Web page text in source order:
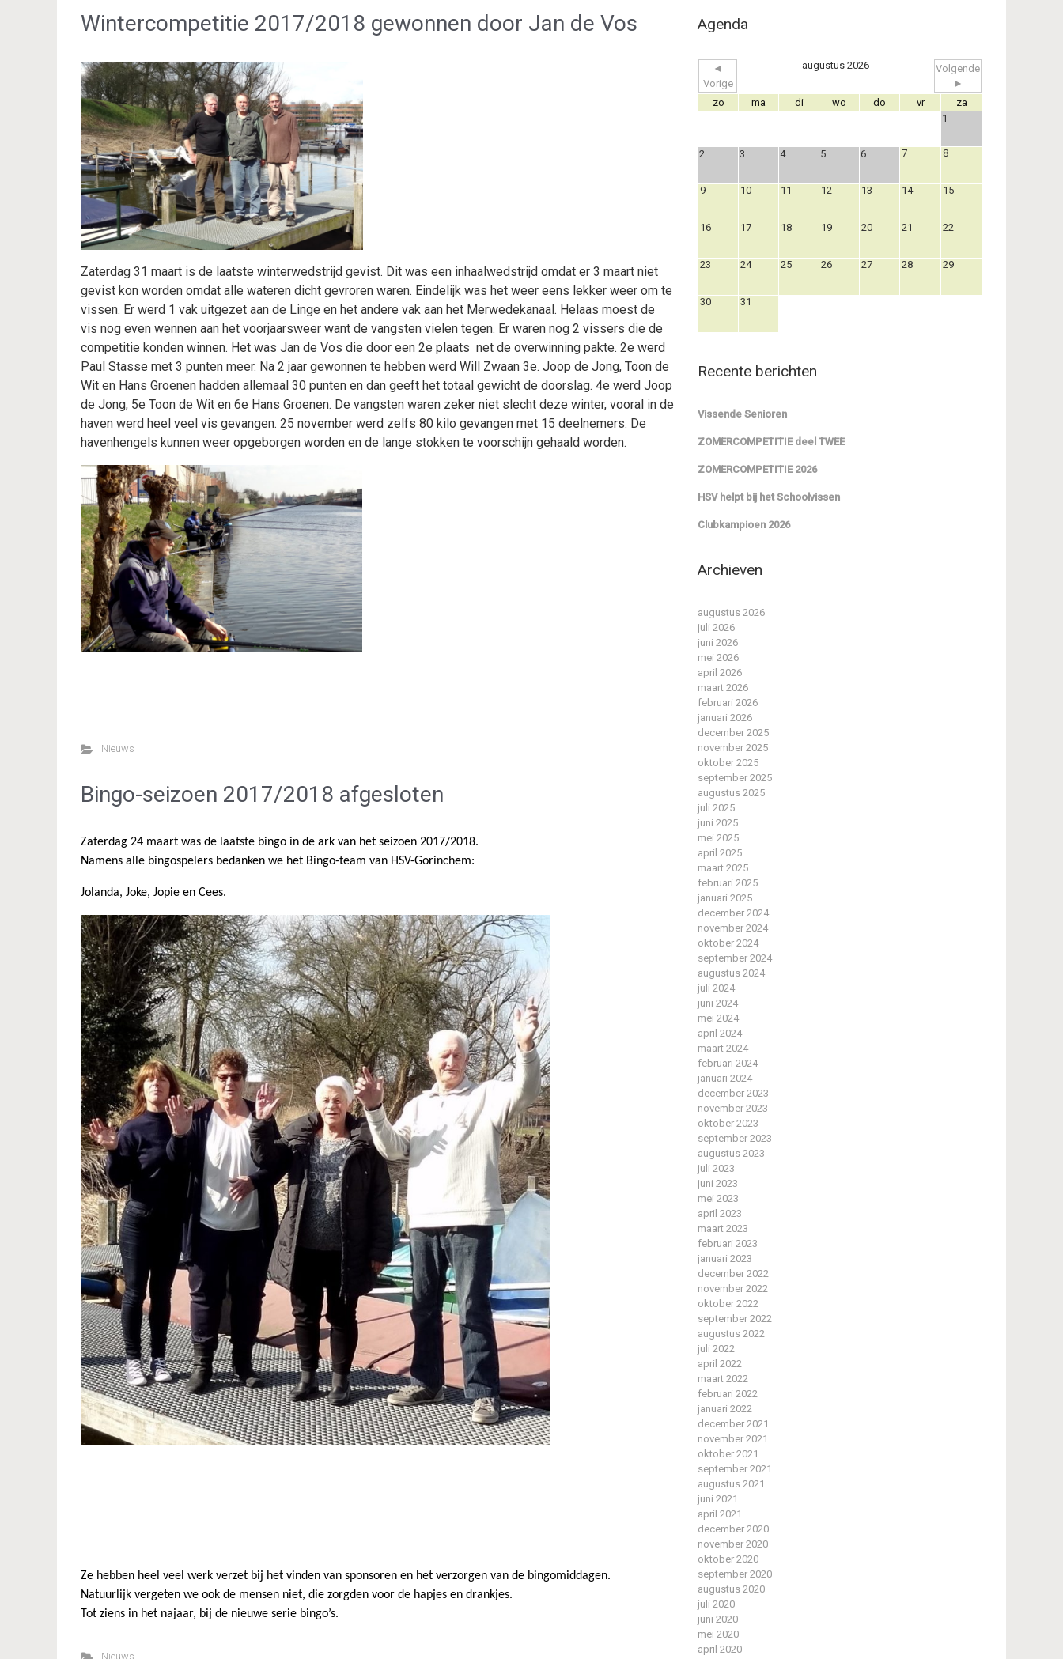
Wintercompetitie 2017/2018 gewonnen door Jan de Vos
Zaterdag 31 maart is de laatste winterwedstrijd gevist. Dit was een inhaalwedstrijd omdat er 3 maart niet
gevist kon worden omdat alle wateren dicht gevroren waren. Eindelijk was het weer eens lekker weer om te
vissen. Er werd 1 vak uitgezet aan de Linge en het andere vak aan het Merwedekanaal. Helaas moest de
vis nog even wennen aan het voorjaarsweer want de vangsten vielen tegen. Er waren nog 2 vissers die de
competitie konden winnen. Het was Jan de Vos die door een 2e plaats net de overwinning pakte. 2e werd
Paul Stasse met 3 punten meer. Na 2 jaar gewonnen te hebben werd Will Zwaan 3e. Joop de Jong, Toon de
Wit en Hans Groenen hadden allemaal 30 punten en dan geeft het totaal gewicht de doorslag. 4e werd Joop
de Jong, 5e Toon de Wit en 6e Hans Groenen. De vangsten waren zeker niet slecht deze winter, vooral in de
haven werd heel veel vis gevangen. 25 november werd zelfs 80 kilo gevangen met 15 deelnemers. De
havenhengels kunnen weer opgeborgen worden en de lange stokken te voorschijn gehaald worden.
Nieuws
Bingo-seizoen 2017/2018 afgesloten
Zaterdag 24 maart was de laatste bingo in de ark van het seizoen 2017/2018.
Namens alle bingospelers bedanken we het Bingo-team van HSV-Gorinchem:
Jolanda, Joke, Jopie en Cees.
Ze hebben heel veel werk verzet bij het vinden van sponsoren en het verzorgen van de bingomiddagen.
Natuurlijk vergeten we ook de mensen niet, die zorgden voor de hapjes en drankjes.
Tot ziens in het najaar, bij de nieuwe serie bingo’s.
Nieuws
Agenda
◄
Vorige
augustus 2026
Volgende
►
zo
ma di wo do vr
za
1
2 3 4 5 6 7 8
9 10 11 12 13 14 15
16 17 18 19 20 21 22
23 24 25 26 27 28 29
30 31
Recente berichten
Vissende Senioren
ZOMERCOMPETITIE deel TWEE
ZOMERCOMPETITIE 2026
HSV helpt bij het Schoolvissen
Clubkampioen 2026
Archieven
augustus 2026
juli 2026
juni 2026
mei 2026
april 2026
maart 2026
februari 2026
januari 2026
december 2025
november 2025
oktober 2025
september 2025
augustus 2025
juli 2025
juni 2025
mei 2025
april 2025
maart 2025
februari 2025
januari 2025
december 2024
november 2024
oktober 2024
september 2024
augustus 2024
juli 2024
juni 2024
mei 2024
april 2024
maart 2024
februari 2024
januari 2024
december 2023
november 2023
oktober 2023
september 2023
augustus 2023
juli 2023
juni 2023
mei 2023
april 2023
maart 2023
februari 2023
januari 2023
december 2022
november 2022
oktober 2022
september 2022
augustus 2022
juli 2022
april 2022
maart 2022
februari 2022
januari 2022
december 2021
november 2021
oktober 2021
september 2021
augustus 2021
juni 2021
april 2021
december 2020
november 2020
oktober 2020
september 2020
augustus 2020
juli 2020
juni 2020
mei 2020
april 2020